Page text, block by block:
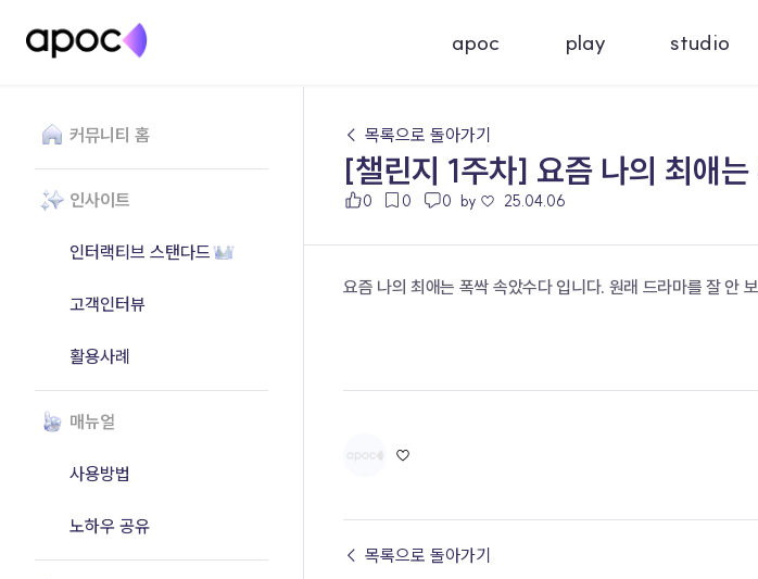
apoc play studio
커뮤니티 홈
인사이트
인터랙티브 스탠다드
고객인터뷰
활용사례
매뉴얼
사용방법
노하우 공유
← 목록으로 돌아가기
[챌린지 1주차] 요즘 나의 최애
0 0 0 by ♡ 25.04.06
요즘 나의 최애는 폭싹 속았수다 입니다. 원래 드라마를 잘 안
♡
← 목록으로 돌아가기